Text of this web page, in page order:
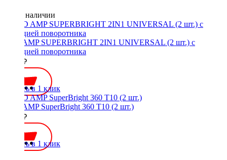
Нет в наличии
LED AMP SUPERBRIGHT 2IN1 UNIVERSAL (2 шт.) с
функцией поворотника
2500 ₽
Купить в 1 клик
LED AMP SuperBright 360 T10 (2 шт.)
1200 ₽
Купить в 1 клик